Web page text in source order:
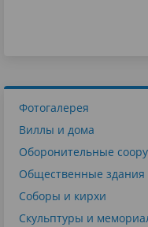
Фотогалерея
Виллы и дома
Оборонительные
Общественные здания
Соборы и кирхи
Скульптуры и